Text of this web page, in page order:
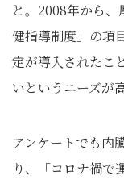
と。2008年から
健指導制度」の項
定が導入されたこ
いというニーズが
アンケートでも内
り、「コロナ禍で